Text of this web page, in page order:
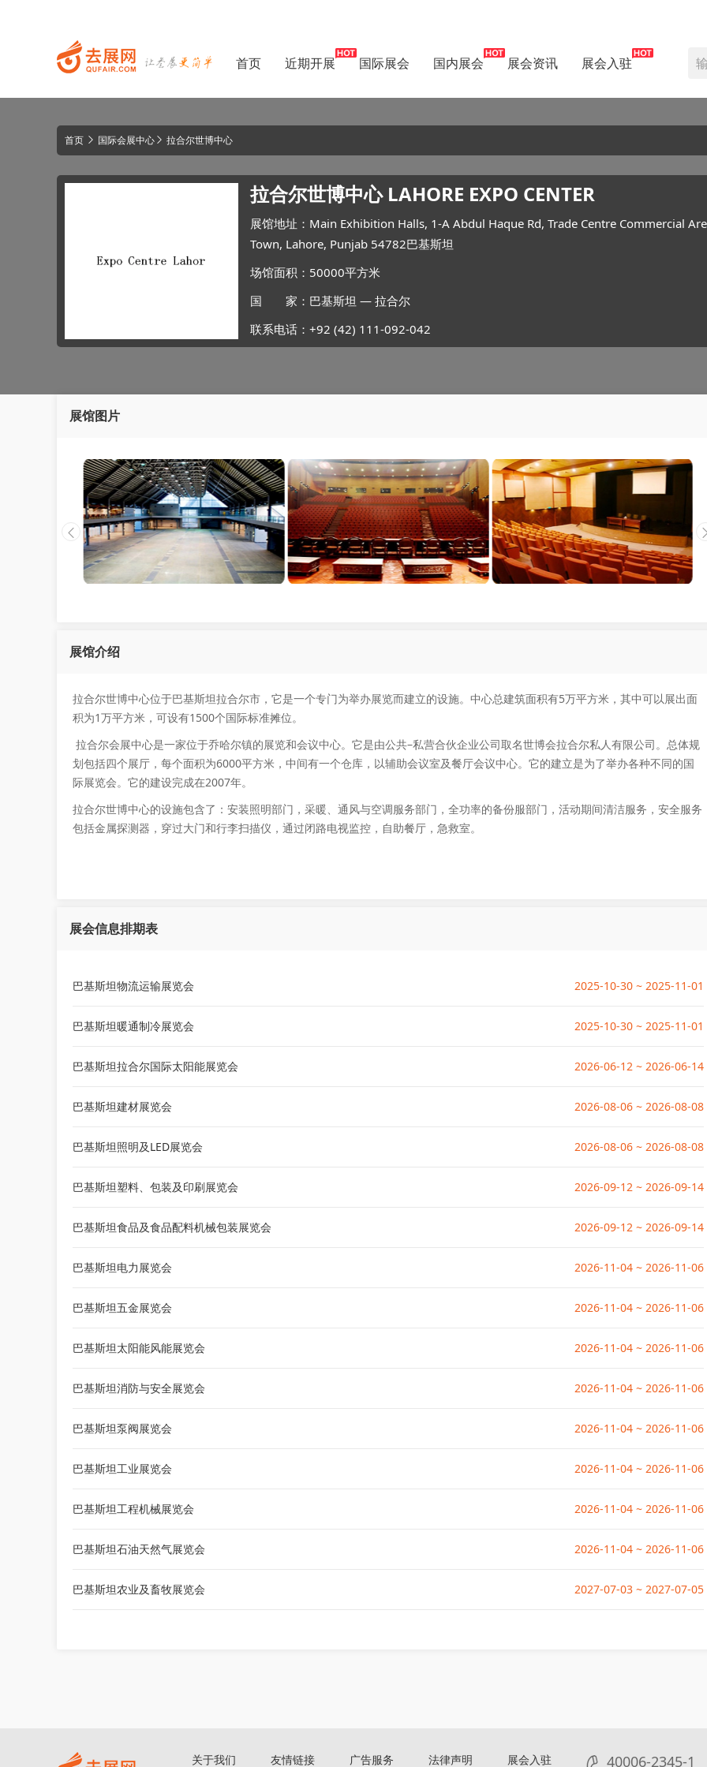
首页 近期开展 国际展会 国内展会 展会资讯 展会入驻
首页 国际会展中心 拉合尔世博中心
拉合尔世博中心 LAHORE EXPO CENTER
展馆地址：Main Exhibition Halls, 1-A Abdul Haque Rd, Trade Centre Commercial
Town, Lahore, Punjab 54782巴基斯坦
场馆面积：50000平方米
国 家：巴基斯坦 — 拉合尔
联系电话：+92 (42) 111-092-042
展馆图片
展馆介绍
拉合尔世博中心位于巴基斯坦拉合尔市，它是一个专门为举办展览而建立的设施。中心总建筑面积有5万平方米，其中可以展出面
积为1万平方米，可设有1500个国际标准摊位。
拉合尔会展中心是一家位于乔哈尔镇的展览和会议中心。它是由公共–私营合伙企业公司取名世博会拉合尔私人有限公司。总体规
划包括四个展厅，每个面积为6000平方米，中间有一个仓库，以辅助会议室及餐厅会议中心。它的建立是为了举办各种不同的国
际展览会。它的建设完成在2007年。
拉合尔世博中心的设施包含了：安装照明部门，采暖、通风与空调服务部门，全功率的备份服部门，活动期间清洁服务，安全服务
包括金属探测器，穿过大门和行李扫描仪，通过闭路电视监控，自助餐厅，急救室。
展会信息排期表
巴基斯坦物流运输展览会 2025-10-30 ~ 2025-11-01
巴基斯坦暖通制冷展览会 2025-10-30 ~ 2025-11-01
巴基斯坦拉合尔国际太阳能展览会 2026-06-12 ~ 2026-06-14
巴基斯坦建材展览会 2026-08-06 ~ 2026-08-08
巴基斯坦照明及LED展览会 2026-08-06 ~ 2026-08-08
巴基斯坦塑料、包装及印刷展览会 2026-09-12 ~ 2026-09-14
巴基斯坦食品及食品配料机械包装展览会 2026-09-12 ~ 2026-09-14
巴基斯坦电力展览会 2026-11-04 ~ 2026-11-06
巴基斯坦五金展览会 2026-11-04 ~ 2026-11-06
巴基斯坦太阳能风能展览会 2026-11-04 ~ 2026-11-06
巴基斯坦消防与安全展览会 2026-11-04 ~ 2026-11-06
巴基斯坦泵阀展览会 2026-11-04 ~ 2026-11-06
巴基斯坦工业展览会 2026-11-04 ~ 2026-11-06
巴基斯坦工程机械展览会 2026-11-04 ~ 2026-11-06
巴基斯坦石油天然气展览会 2026-11-04 ~ 2026-11-06
巴基斯坦农业及畜牧展览会 2027-07-03 ~ 2027-07-05
关于我们 友情链接 广告服务 法律声明 展会入驻 40006-2345-1